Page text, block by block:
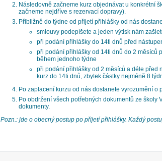
Následovně začneme kurz objednávat u konkrétní
začneme nejdříve s rezervací dopravy).
Přibližně do týdne od přijetí přihlášky od nás
smlouvy podepíšete a jeden výtisk nám
při podání přihlášky do 14ti dnů před
při podání přihlášky od 14ti dnů do 2 měsíců
během jednoho týdne
při podání přihlášky od 2 měsíců a déle před
kurz do 14ti dnů, zbytek částky nejméně 8
Po zaplacení kurzu od nás dostanete vyrozumění o
Po obdržení všech potřebných dokumentů ze školy
dokumenty.
Pozn.: jde o obecný postup po přijetí přihlášky. Každý